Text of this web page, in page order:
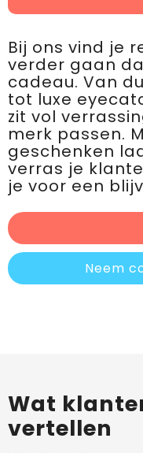
Bij ons vind je
verder gaan
cadeau. Van
tot luxe
zit vol
merk passen.
geschenken
verras je
je voor een
Neem
Wat
vertellen